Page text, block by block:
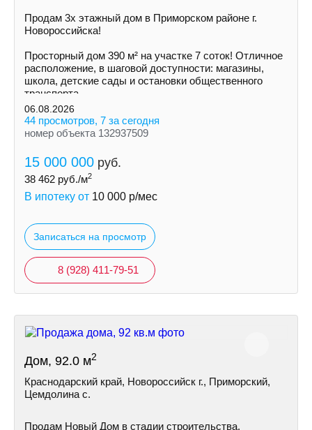
Продам 3х этажный дом в Приморском районе г.
Новоросcийскa!
Просторный дом 390 м² на участке 7 соток! Отличное
расположение, в шаговой доступности: магазины,
школа, детские сады и остановки общественного
транспорта.
06.08.2026
44 просмотров, 7 за сегодня
номер объекта 132937509
15 000 000 руб.
38 462 руб./м2
В ипотеку от 10 000 р/мес
Записаться на просмотр
8 (928) 411-79-51
Дом, 92.0 м2
Краснодарский край, Новороссийск г., Приморский,
Цемдолина с.
Продам Новый Дом в стадии строительства.